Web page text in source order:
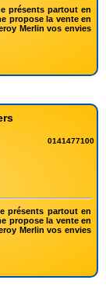
présents partout en
propose la vente en
Merlin vos envies
0141477100
présents partout en
propose la vente en
Merlin vos envies